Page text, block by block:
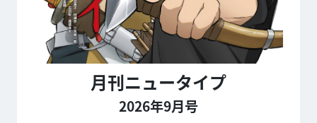
月刊ニュータイプ
2026年9月号